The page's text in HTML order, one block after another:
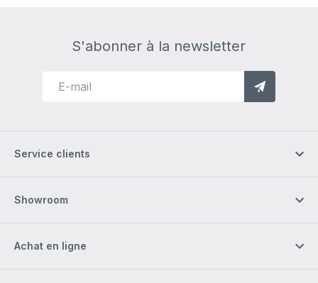
S'abonner à la newsletter
Service clients
Showroom
Achat en ligne